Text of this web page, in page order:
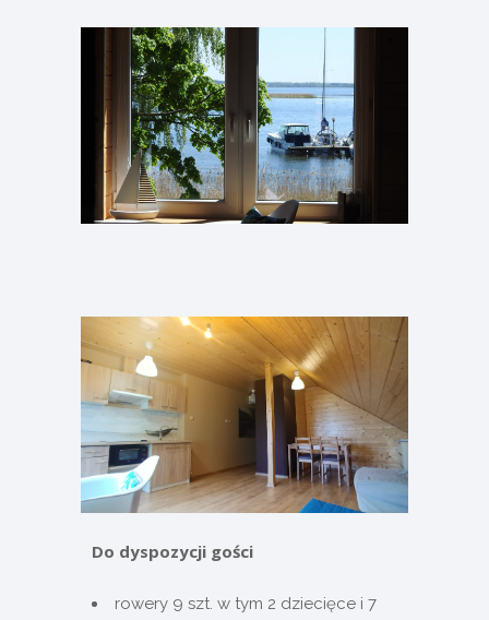
Do dyspozycji gości
rowery 9 szt. w tym 2 dziecięce i 7